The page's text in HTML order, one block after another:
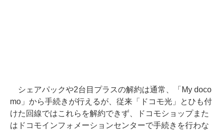
シェアパックや2台目プラスの解約は通常、「My doco
mo」から手続きが行えるが、従来「ドコモ光」とひも付
けた回線ではこれらを解約できず、ドコモショップまた
はドコモインフォメーションセンターで手続きを行わな